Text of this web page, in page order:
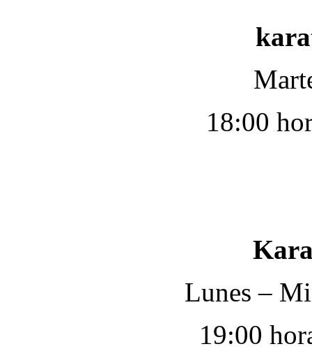
18:00
Lunes –
19:00